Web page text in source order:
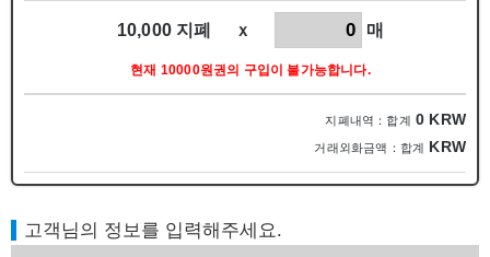
10,000 지폐 ｘ 매
현재 10000원권의 구입이 불가능합니다.
지폐내역：합계 0 KRW
거래외화금액：합계 KRW
고객님의 정보를 입력해주세요.